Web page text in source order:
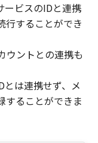
ビスのIDと連携
行することができ
ウントとの連携も
は連携せず、メ
することができま